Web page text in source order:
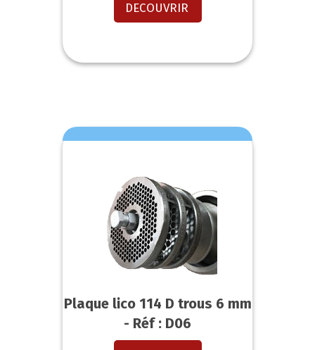
DECOUVRIR
Plaque lico 114 D trous 6 mm
- Réf : D06